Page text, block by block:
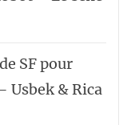
SF pour
Usbek & Rica